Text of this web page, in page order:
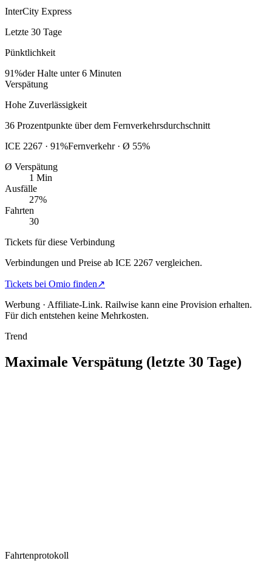
InterCity Express
Letzte 30 Tage
Pünktlichkeit
91%der Halte unter 6 Minuten
Verspätung
Hohe Zuverlässigkeit
36 Prozentpunkte über dem Fernverkehrsdurchschnitt
ICE 2267 · 91%Fernverkehr · Ø 55%
Ø Verspätung
1 Min
Ausfälle
27%
Fahrten
30
Tickets für diese Verbindung
Verbindungen und Preise ab ICE 2267 vergleichen.
Tickets bei Omio finden↗
Werbung · Affiliate-Link. Railwise kann eine Provision erhalten.
Für dich entstehen keine Mehrkosten.
Trend
Maximale Verspätung (letzte 30 Tage)
Fahrtenprotokoll